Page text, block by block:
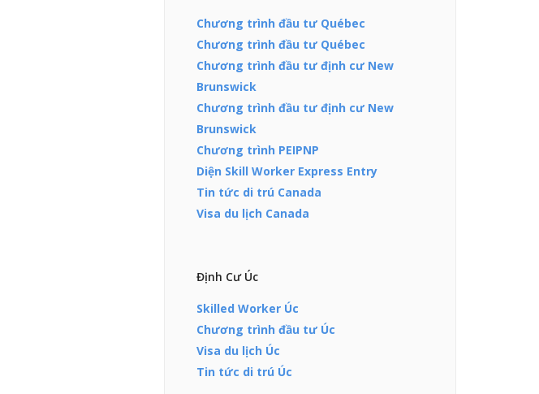
Chương trình đầu tư Québec
Chương trình đầu tư Québec
Chương trình đầu tư định cư New
Brunswick
Chương trình đầu tư định cư New
Brunswick
Chương trình PEIPNP
Diện Skill Worker Express Entry
Tin tức di trú Canada
Visa du lịch Canada
Định Cư Úc
Skilled Worker Úc
Chương trình đầu tư Úc
Visa du lịch Úc
Tin tức di trú Úc